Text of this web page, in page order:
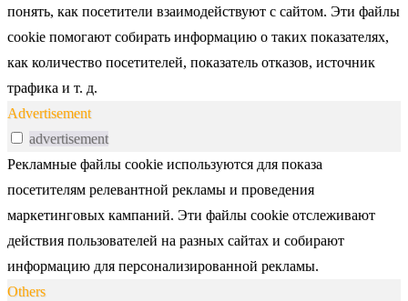
понять, как посетители взаимодействуют с сайтом. Эти файлы
cookie помогают собирать информацию о таких показателях,
как количество посетителей, показатель отказов, источник
трафика и т. д.
Advertisement
advertisement
Рекламные файлы cookie используются для показа
посетителям релевантной рекламы и проведения
маркетинговых кампаний. Эти файлы cookie отслеживают
действия пользователей на разных сайтах и собирают
информацию для персонализированной рекламы.
Others